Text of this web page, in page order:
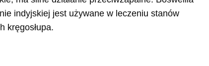
indyjskiej jest używane w leczeniu stanów
kręgosłupa.